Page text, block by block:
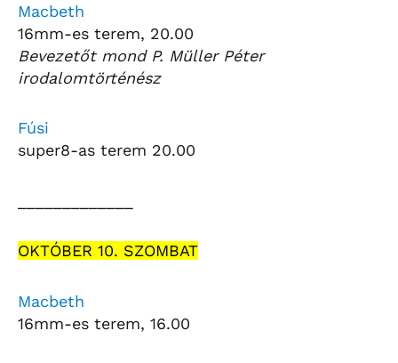
Macbeth
16mm-es terem, 20.00
Bevezetőt mond P. Müller Péter
irodalomtörténész
Fúsi
super8-as terem 20.00
OKTÓBER 10. SZOMBAT
Macbeth
16mm-es terem, 16.00